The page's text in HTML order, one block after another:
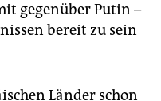
gegenüber Putin –
bereit zu sein
Länder schon